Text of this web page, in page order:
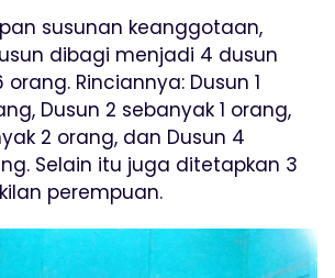
susunan keanggotaan,
dibagi menjadi 4 dusun
Rinciannya: Dusun 1
Dusun 2 sebanyak 1 orang,
2 orang, dan Dusun 4
Selain itu juga ditetapkan 3
perempuan.